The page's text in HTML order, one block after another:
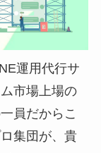
運用代行サ
市場上場の
員だからこ
集団が、貴